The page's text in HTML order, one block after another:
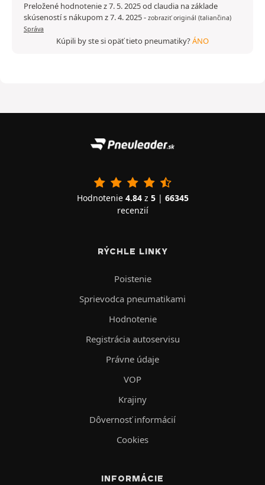
Preložené hodnotenie z 7. 5. 2025 od claudia na základe
skúseností s nákupom z 7. 4. 2025- zobraziť originál (taliančina)
Správa
Kúpili by ste si opäť tieto pneumatiky?ÁNO
Hodnotenie 4.84z 5| 66345
recenzií
RÝCHLE LINKY
Poistenie
Sprievodca pneumatikami
Hodnotenie
Registrácia autoservisu
Právne údaje
VOP
Krajiny
Dôvernosť informácií
Cookies
INFORMÁCIE